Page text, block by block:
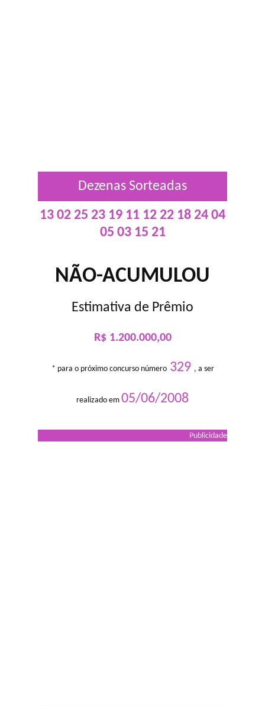
Dezenas Sorteadas
13 02 25 23 19 11 12 22 18 24 04
05 03 15 21
NÃO-ACUMULOU
Estimativa de Prêmio
R$ 1.200.000,00
* para o próximo concurso número329 , a ser
realizado em 05/06/2008
Publicidade